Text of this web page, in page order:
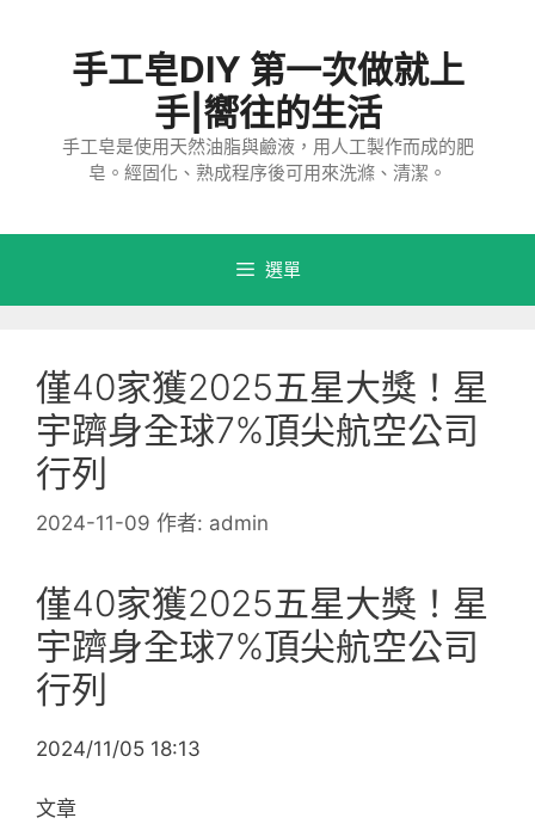
手工皂DIY 第一次做就上
手|嚮往的生活
手工皂是使用天然油脂與鹼液，用人工製作而成的肥
皂。經固化、熟成程序後可用來洗滌、清潔。
選單
僅40家獲2025五星大獎！星
宇躋身全球7%頂尖航空公司
行列
2024-11-09 作者: admin
僅40家獲2025五星大獎！星
宇躋身全球7%頂尖航空公司
行列
2024/11/05 18:13
文章